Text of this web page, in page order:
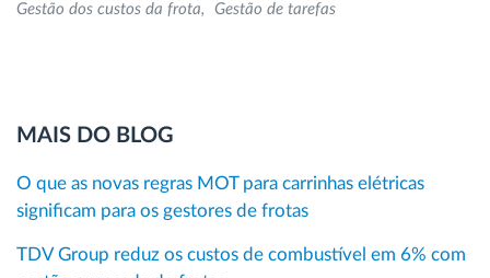
Gestão dos custos da frota
Gestão de tarefas
MAIS DO BLOG
O que as novas regras MOT para carrinhas elétricas
significam para os gestores de frotas
TDV Group reduz os custos de combustível em 6% com